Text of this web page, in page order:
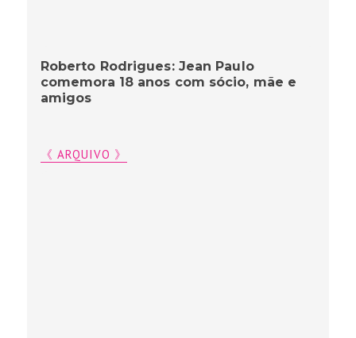
Roberto Rodrigues: Jean Paulo
comemora 18 anos com sócio, mãe e
amigos
《 ARQUIVO 》